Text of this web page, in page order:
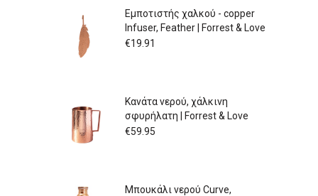
Εμποτιστής χαλκού - copper
Infuser, Feather | Forrest & Love
€19.91
Κανάτα νερού, χάλκινη
σφυρήλατη | Forrest & Love
€59.95
Μπουκάλι νερού Curve,